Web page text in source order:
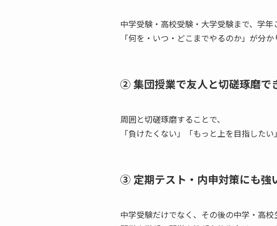
中学受験・高校受験・大学受験まで、学年
「何を・いつ・どこまでやるのか」が分か
② 集団授業で友人と切磋琢磨で
周囲と切磋琢磨することで、
「負けたくない」「もっと上を目指した
③ 定期テスト・内申対策にも強
中学受験だけでなく、その後の中学・高